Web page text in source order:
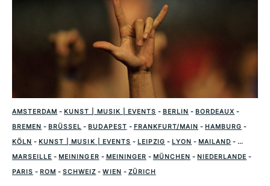
AMSTERDAM - KUNST | MUSIK | EVENTS - BERLIN - BORDEAUX -
BREMEN - BRÜSSEL - BUDAPEST - FRANKFURT/MAIN - HAMBURG -
KÖLN - KUNST | MUSIK | EVENTS - LEIPZIG - LYON - MAILAND -
MARSEILLE - MEININGER - MEININGER - MÜNCHEN - NIEDERLANDE -
PARIS - ROM -SCHWEIZ -WIEN - ZÜRICH